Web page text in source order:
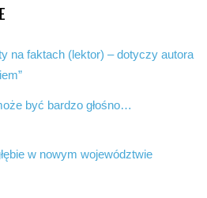
na faktach (lektor) – dotyczy autora
być bardzo głośno…
w nowym województwie